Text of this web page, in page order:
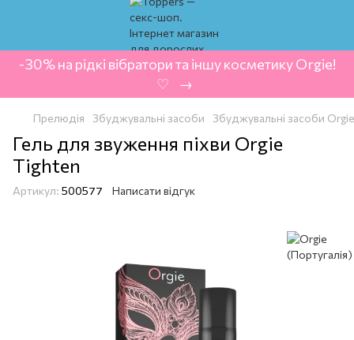
-30% на рідкі вібратори та іншу косметику Orgie!
‍ ♡ ‍ → ‍
Прелюдія Збуджувальні засоби Збуджувальні засоби
Гель для звуження піхви Orgie
Tighten
Артикул: 500577 Написати відгук